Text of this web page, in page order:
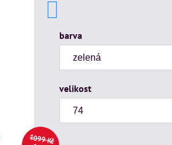
1099 Kč
barva
velikost